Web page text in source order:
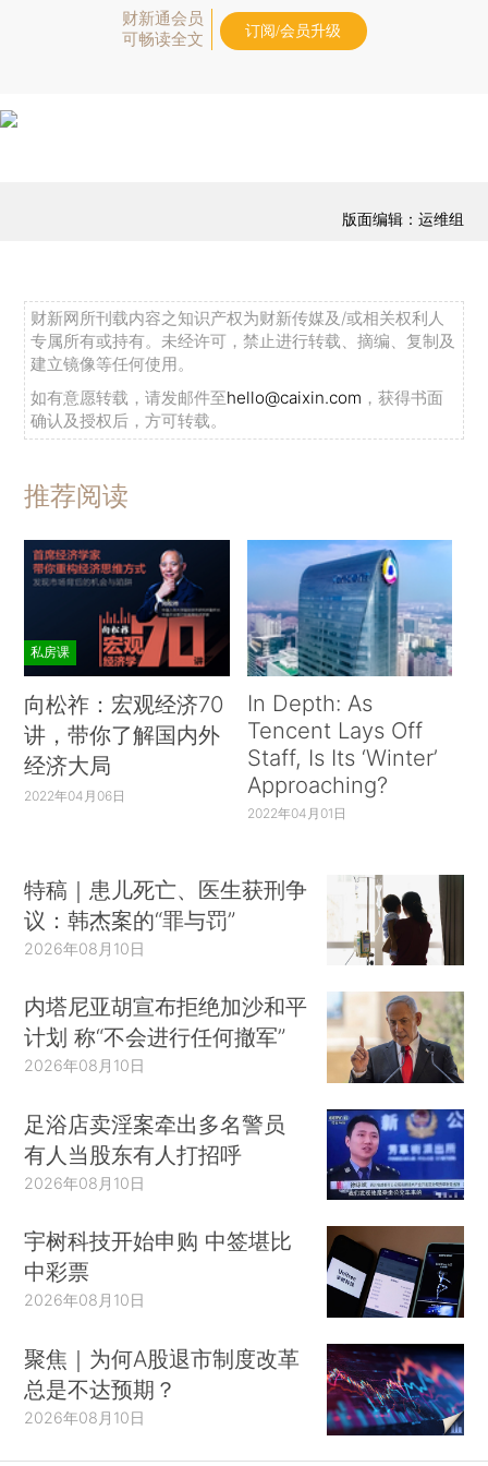
财新通会员
可畅读全文
订阅/会员升级
版面编辑：运维组
财新网所刊载内容之知识产权为财新传媒及/或相关权利人
专属所有或持有。未经许可，禁止进行转载、摘编、复制及
建立镜像等任何使用。
如有意愿转载，请发邮件至hello@caixin.com ，获得书面
确认及授权后，方可转载。
推荐阅读
私房课
向松祚：宏观经济70
讲，带你了解国内外
经济大局
2022年04月06日
In Depth: As
Tencent Lays Off
Staff, Is Its ‘Winter’
Approaching?
2022年04月01日
特稿｜患儿死亡、医生获刑争
议：韩杰案的“罪与罚”
2026年08月10日
内塔尼亚胡宣布拒绝加沙和平
计划 称“不会进行任何撤军”
2026年08月10日
足浴店卖淫案牵出多名警员
有人当股东有人打招呼
2026年08月10日
宇树科技开始申购 中签堪比
中彩票
2026年08月10日
聚焦｜为何A股退市制度改革
总是不达预期？
2026年08月10日